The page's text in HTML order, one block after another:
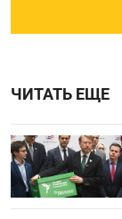
ЧИТАТЬ ЕЩЕ